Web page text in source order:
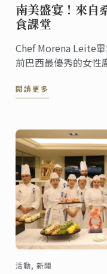
南美盛宴！來
食課堂
Chef Morena Leite
前巴西最優秀的女性
特色的美食。5月18
閱讀更多
活動, 新聞